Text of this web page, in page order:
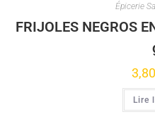
Épicerie
FRIJOLES NEGROS
3,80
Lire